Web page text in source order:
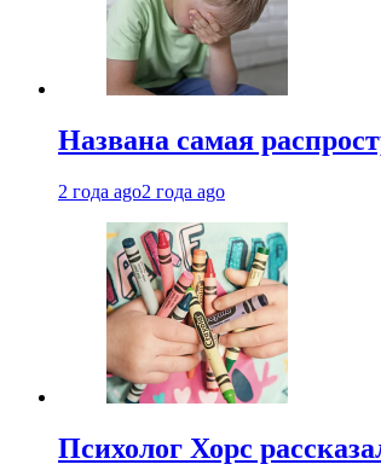
Названа самая
2 года ago2 года ago
Психолог Хорс